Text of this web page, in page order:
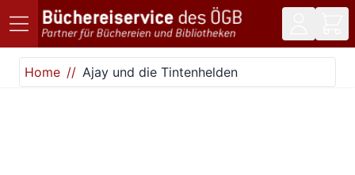
Direkt zum Inhalt
Home
Ajay und die Tintenhelden